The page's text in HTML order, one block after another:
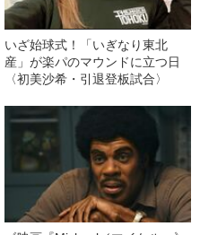
いざ始球式！「いぎなり東北
産」が楽パのマウンドに立つ日
〈初美沙希・引退登板試合〉